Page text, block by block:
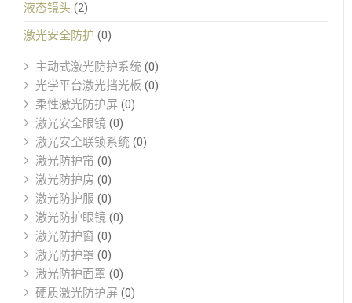
液态镜头 (2)
激光安全防护 (0)
主动式激光防护系统 (0)
光学平台激光挡光板 (0)
柔性激光防护屏 (0)
激光安全眼镜 (0)
激光安全联锁系统 (0)
激光防护帘 (0)
激光防护房 (0)
激光防护服 (0)
激光防护眼镜 (0)
激光防护窗 (0)
激光防护罩 (0)
激光防护面罩 (0)
硬质激光防护屏 (0)